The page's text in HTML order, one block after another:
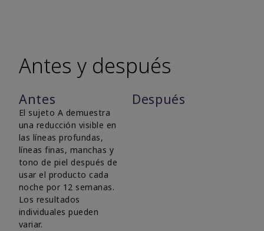
Antes y después
Antes Después
El sujeto A demuestra
una reducción visible en
las líneas profundas,
líneas finas, manchas y
tono de piel después de
usar el producto cada
noche por 12 semanas.
Los resultados
individuales pueden
variar.